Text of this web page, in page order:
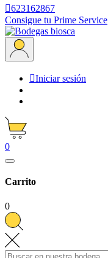
623162867
Consigue tu Prime Service
Iniciar sesión
0
Carrito
0